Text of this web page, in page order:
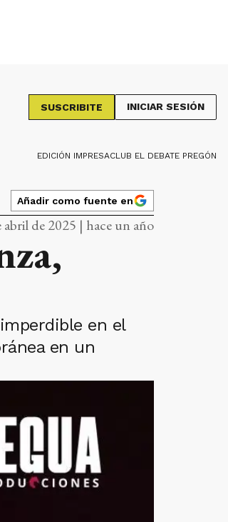
SUSCRIBITE INICIAR SESIÓN
EDICIÓN IMPRESACLUB EL DEBATE PREGÓN
Añadir como fuente en
abril de 2025 | hace un año
en el
en un